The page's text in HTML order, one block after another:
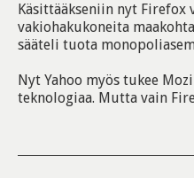
Käsittääkseniin nyt Firefox
vakiohakukoneita
sääteli tuota
Nyt Yahoo myös tukee
teknologiaa. Mutta vain